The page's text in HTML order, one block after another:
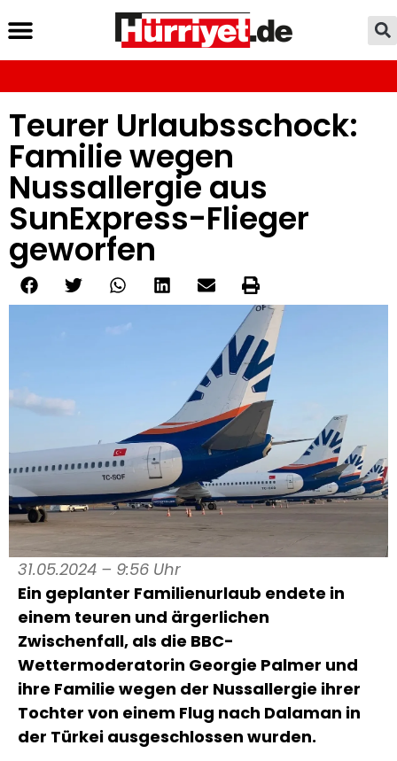
Teurer Urlaubsschock:
Familie wegen
Nussallergie aus
SunExpress-Flieger
geworfen
31.05.2024 – 9:56 Uhr
Ein geplanter Familienurlaub endete in
einem teuren und ärgerlichen
Zwischenfall, als die BBC-
Wettermoderatorin Georgie Palmer und
ihre Familie wegen der Nussallergie ihrer
Tochter von einem Flug nach Dalaman in
der Türkei ausgeschlossen wurden.